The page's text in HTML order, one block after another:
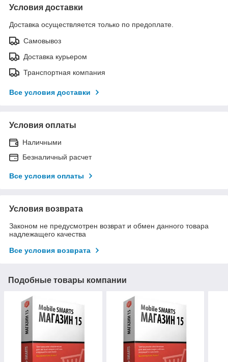
Условия доставки
Доставка осуществляется только по предоплате.
Самовывоз
Доставка курьером
Транспортная компания
Все условия доставки
Условия оплаты
Наличными
Безналичный расчет
Все условия оплаты
Условия возврата
Законом не предусмотрен возврат и обмен данного товара
надлежащего качества
Все условия возврата
Подобные товары компании